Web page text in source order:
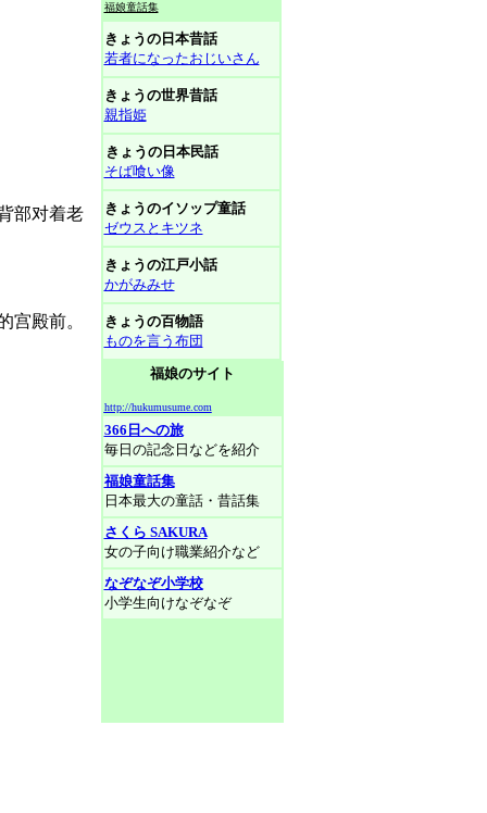
部对着老
殿前。
福娘童話集
きょうの日本昔話
若者になったおじいさん
きょうの世界昔話
親指姫
きょうの日本民話
そば喰い像
きょうのイソップ童話
ゼウスとキツネ
きょうの江戸小話
かがみみせ
きょうの百物語
ものを言う布団
福娘のサイト
http://hukumusume.com
366日への旅
毎日の記念日などを紹介
福娘童話集
日本最大の童話・昔話集
さくら SAKURA
女の子向け職業紹介など
なぞなぞ小学校
小学生向けなぞなぞ